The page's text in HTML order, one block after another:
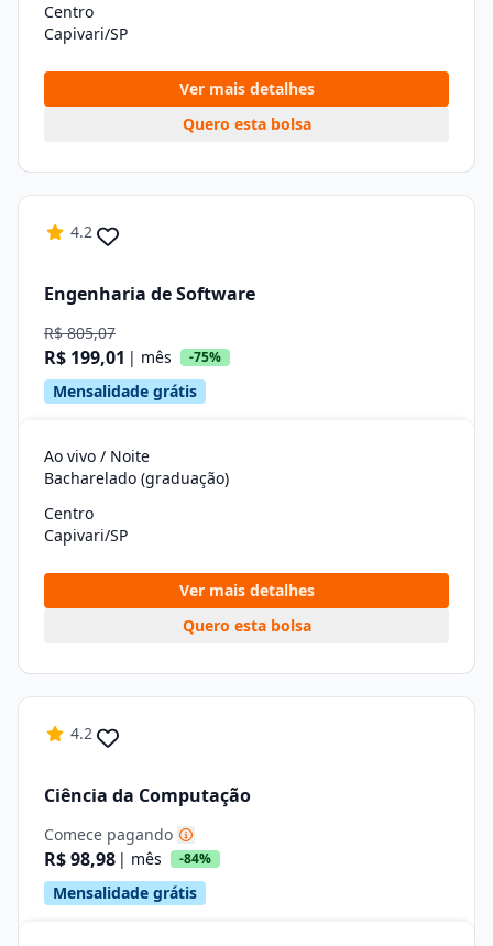
Centro
Capivari/SP
Ver mais detalhes
Quero esta bolsa
4.2
Engenharia de Software
R$ 805,07
R$ 199,01 | mês -75%
Mensalidade grátis
Ao vivo / Noite
Bacharelado (graduação)
Centro
Capivari/SP
Ver mais detalhes
Quero esta bolsa
4.2
Ciência da Computação
Comece pagando
R$ 98,98 | mês -84%
Mensalidade grátis